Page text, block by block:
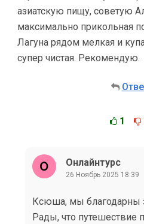
азиатскую пищу, советую
максимально прикольная
Лагуна рядом мелкая и
супер чистая. Рекомендую.
1
Онлайнтурс
26 Ноябрь 2025 18:39
Ксюша, мы благодарны
Рады, что путешествие